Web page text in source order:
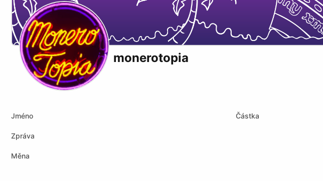
monerotopia
Jméno Částka
Zpráva
Měna